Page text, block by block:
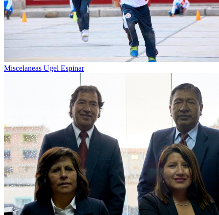
Miscelaneas Ugel Espinar